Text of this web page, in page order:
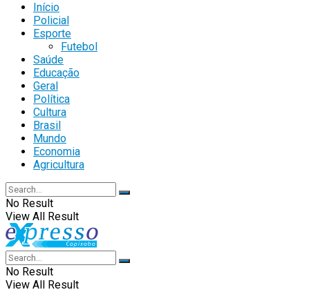
Início
Policial
Esporte
Futebol
Saúde
Educação
Geral
Política
Cultura
Brasil
Mundo
Economia
Agricultura
No Result
View All Result
No Result
View All Result